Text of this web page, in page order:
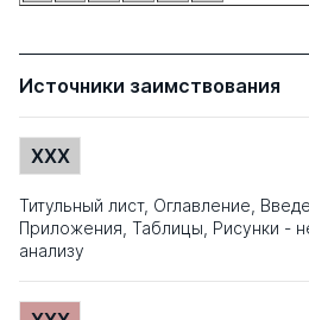
Источники заимствования
XXX
Титульный лист, Оглавление,
Приложения, Таблицы, Рисунки -
анализу